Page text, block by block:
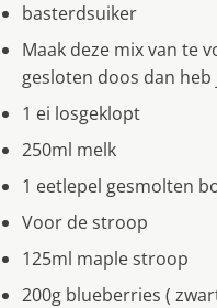
basterdsuiker
Maak deze mix van te
gesloten doos dan
1 ei losgeklopt
250ml melk
1 eetlepel gesmolten
Voor de stroop
125ml maple stroop
200g blueberries (